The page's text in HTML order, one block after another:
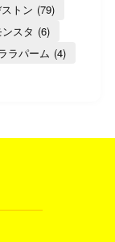
トン (79)
ンスタ (6)
ラパーム (4)